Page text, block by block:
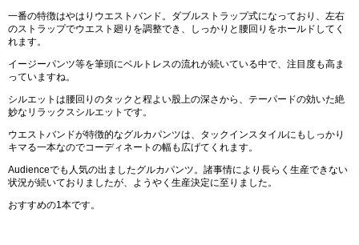
一番の特徴はやはりウエストバンド。ダブルストラップ式になっており、左右
のストラップでウエスト廻りを調整でき、しっかりと腰回りをホールドしてく
れます。
イージーパンツ等を筆頭にベルトレスの流れが続いている中で、注目度も高ま
っていますね。
シルエットは腰回りのタックと程よい股上の深さから、テーパードの効いた絶
妙なリラックスシルエットです。
ウエストバンドが特徴的なグルカパンツは、タックインスタイルにもしっかり
キマる一本なのでコーディネートの幅も広げてくれます。
Audienceでも人気の出ましたグルカパンツ。諸事情により長らく生産できない
状況が続いておりましたが、ようやく生産決定に至りました。
おすすめの1本です。